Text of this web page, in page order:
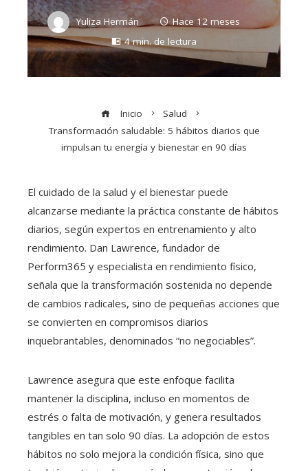
Yuliza Hermán
Hace 12 meses
4 min. de lectura
Inicio
Salud
Transformación saludable: 5 hábitos diarios que
impulsan tu energía y bienestar en 90 días
El cuidado de la salud y el bienestar puede
alcanzarse mediante la práctica constante de hábitos
diarios, según expertos en entrenamiento y alto
rendimiento. Dan Lawrence, fundador de
Perform365 y especialista en rendimiento físico,
señala que la transformación sostenida no depende
de cambios radicales, sino de pequeñas acciones que
se convierten en compromisos diarios
inquebrantables, denominados “no negociables”.
Lawrence asegura que este enfoque facilita
mantener la disciplina, incluso en momentos de
estrés o falta de motivación, y genera resultados
tangibles en tan solo 90 días. La adopción de estos
hábitos no solo mejora la condición física, sino que